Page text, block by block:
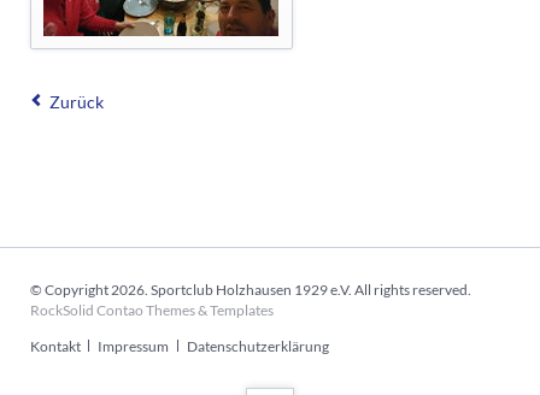
Zurück
© Copyright 2026. Sportclub Holzhausen 1929 e.V. All rights reserved.
RockSolid Contao Themes & Templates
Navigation
Kontakt Impressum Datenschutzerklärung